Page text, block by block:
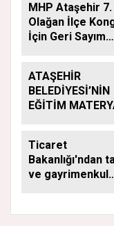
MHP Ataşehir 7.
Olağan İlçe
İçin Geri Sayım
ATAŞEHİR
BELEDİYESİ’NİN
EĞİTİM
SÜRÜYOR
Ticaret
Bakanlığı'ndan
ve gayrimenkul
yapamayacak